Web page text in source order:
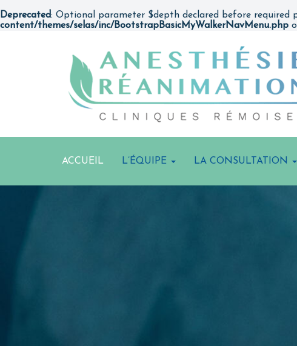
Deprecated: Optional parameter $depth declared before
content/themes/selas/inc/BootstrapBasicMyWalkerNavMenu.php
ACCUEIL L’ÉQUIPE LA CONSULTATION